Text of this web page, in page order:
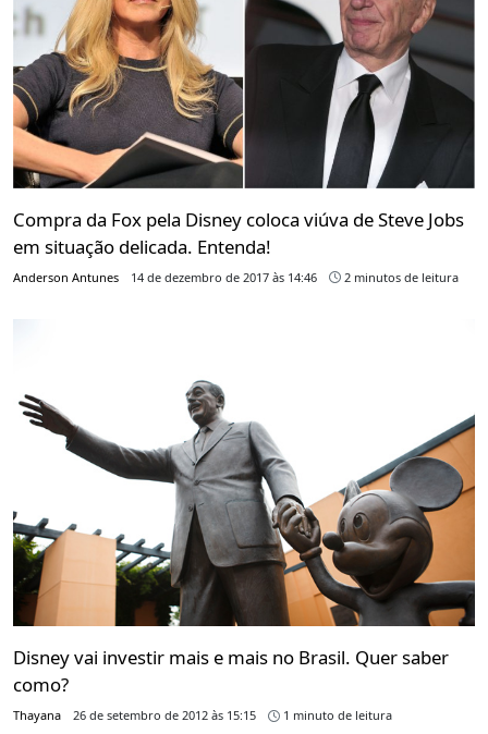
Compra da Fox pela Disney coloca viúva de Steve Jobs
em situação delicada. Entenda!
Anderson Antunes 14 de dezembro de 2017 às 14:46 2 minutos de leitura
Disney vai investir mais e mais no Brasil. Quer saber
como?
Thayana 26 de setembro de 2012 às 15:15 1 minuto de leitura